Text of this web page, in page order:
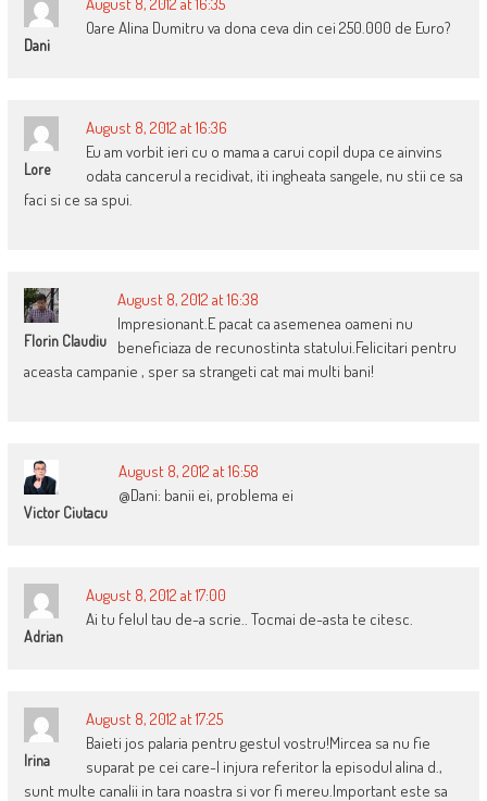
Dani
Oare Alina Dumitru va dona ceva din cei 250.000 de Euro?
Lore
August 8, 2012 at 16:36
Eu am vorbit ieri cu o mama a carui copil dupa ce ainvins
odata cancerul a recidivat, iti ingheata sangele, nu stii ce sa
faci si ce sa spui.
Florin Claudiu
August 8, 2012 at 16:38
Impresionant.E pacat ca asemenea oameni nu
beneficiaza de recunostinta statului.Felicitari pentru
aceasta campanie , sper sa strangeti cat mai multi bani!
Victor Ciutacu
August 8, 2012 at 16:58
@Dani: banii ei, problema ei
Adrian
August 8, 2012 at 17:00
Ai tu felul tau de-a scrie.. Tocmai de-asta te citesc.
Irina
August 8, 2012 at 17:25
Baieti jos palaria pentru gestul vostru!Mircea sa nu fie
suparat pe cei care-l injura referitor la episodul alina d.,
sunt multe canalii in tara noastra si vor fi mereu.Important este sa